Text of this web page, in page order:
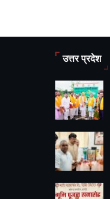
उत्तर प्रदेश